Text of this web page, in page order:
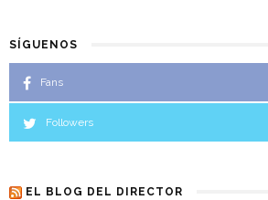
SÍGUENOS
Fans
Followers
EL BLOG DEL DIRECTOR